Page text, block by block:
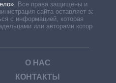
. Все права защищены и
сайта оставляет за
с информацией, которая
или авторами которой
О НАС
КОНТАКТЫ